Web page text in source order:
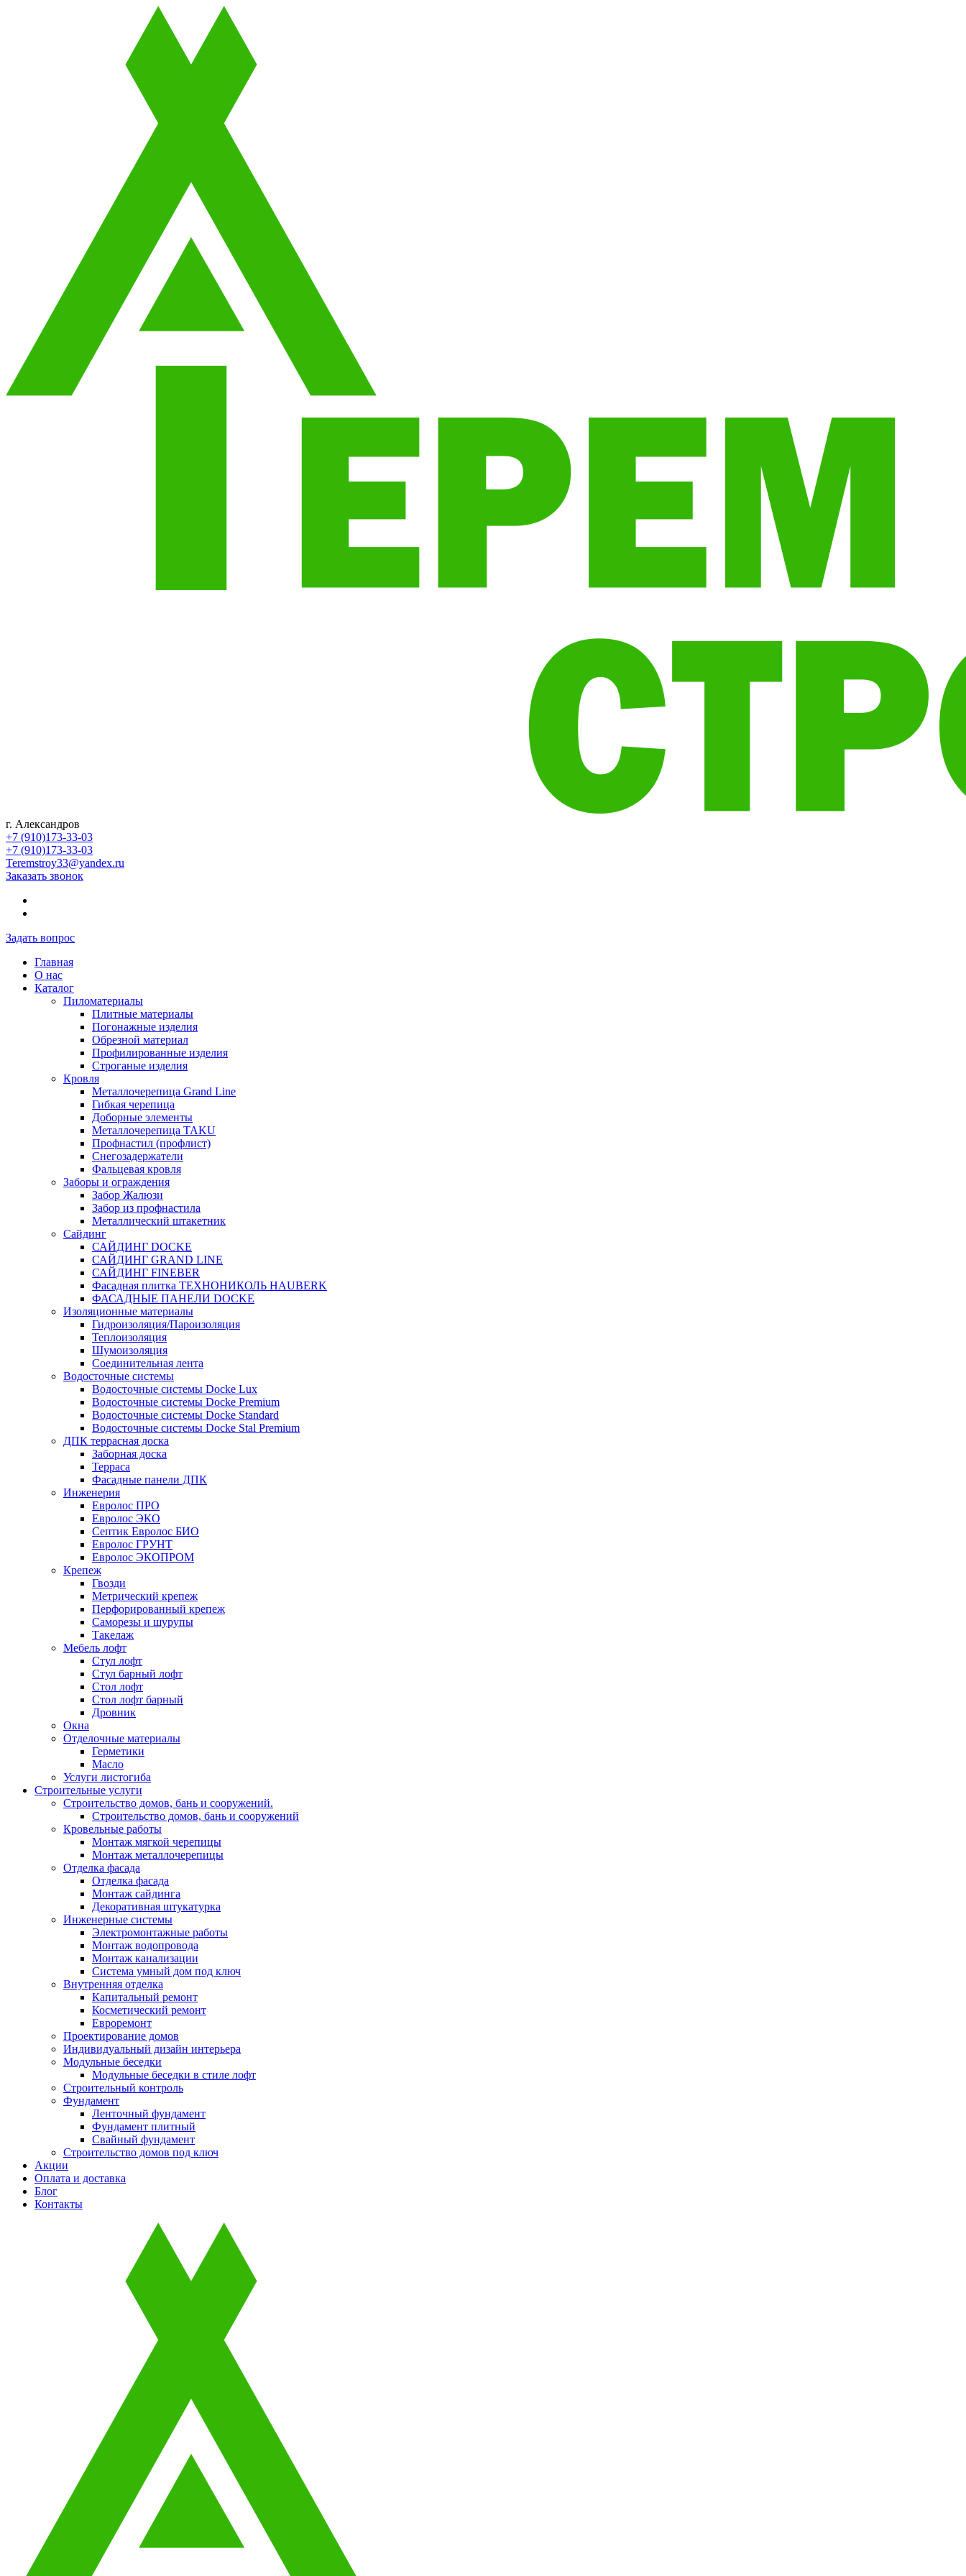
г. Александров
+7 (910)173-33-03
+7 (910)173-33-03
Teremstroy33@yandex.ru
Заказать звонок
Задать вопрос
Главная
О нас
Каталог
Пиломатериалы
Плитные материалы
Погонажные изделия
Обрезной материал
Профилированные изделия
Строганые изделия
Кровля
Металлочерепица Grand Line
Гибкая черепица
Доборные элементы
Металлочерепица TAKU
Профнастил (профлист)
Снегозадержатели
Фальцевая кровля
Заборы и ограждения
Забор Жалюзи
Забор из профнастила
Металлический штакетник
Сайдинг
САЙДИНГ DOCKE
САЙДИНГ GRAND LINE
САЙДИНГ FINEBER
Фасадная плитка ТЕХНОНИКОЛЬ HAUBERK
ФАСАДНЫЕ ПАНЕЛИ DOCKE
Изоляционные материалы
Гидроизоляция/Пароизоляция
Теплоизоляция
Шумоизоляция
Соединительная лента
Водосточные системы
Водосточные системы Docke Lux
Водосточные системы Docke Premium
Водосточные системы Docke Standard
Водосточные системы Docke Stal Premium
ДПК террасная доска
Заборная доска
Терраса
Фасадные панели ДПК
Инженерия
Евролос ПРО
Евролос ЭКО
Септик Евролос БИО
Евролос ГРУНТ
Евролос ЭКОПРОМ
Крепеж
Гвозди
Метрический крепеж
Перфорированный крепеж
Саморезы и шурупы
Такелаж
Мебель лофт
Стул лофт
Стул барный лофт
Стол лофт
Стол лофт барный
Дровник
Окна
Отделочные материалы
Герметики
Масло
Услуги листогиба
Строительные услуги
Строительство домов, бань и сооружений.
Строительство домов, бань и сооружений
Кровельные работы
Монтаж мягкой черепицы
Монтаж металлочерепицы
Отделка фасада
Отделка фасада
Монтаж сайдинга
Декоративная штукатурка
Инженерные системы
Электромонтажные работы
Монтаж водопровода
Монтаж канализации
Система умный дом под ключ
Внутренняя отделка
Капитальный ремонт
Косметический ремонт
Евроремонт
Проектирование домов
Индивидуальный дизайн интерьера
Модульные беседки
Модульные беседки в стиле лофт
Строительный контроль
Фундамент
Ленточный фундамент
Фундамент плитный
Свайный фундамент
Строительство домов под ключ
Акции
Оплата и доставка
Блог
Контакты